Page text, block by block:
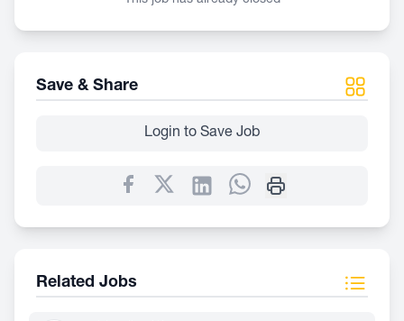
Save & Share
Login to Save Job
Related Jobs